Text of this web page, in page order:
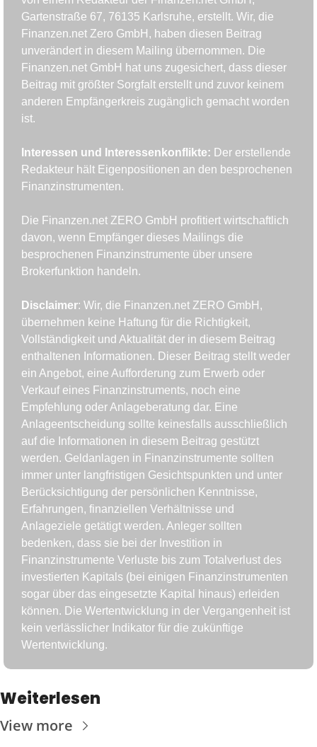
Gartenstraße 67, 76135 Karlsruhe, erstellt. Wir, die
Finanzen.net Zero GmbH, haben diesen Beitrag
unverändert in diesem Mailing übernommen. Die
Finanzen.net GmbH hat uns zugesichert, dass dieser
Beitrag mit größter Sorgfalt erstellt und zuvor keinem
anderen Empfängerkreis zugänglich gemacht worden
ist.
Interessen und Interessenkonflikte: Der erstellende
Redakteur hält Eigenpositionen an den besprochenen
Finanzinstrumenten.
Die Finanzen.net ZERO GmbH profitiert wirtschaftlich
davon, wenn Empfänger dieses Mailings die
besprochenen Finanzinstrumente über unsere
Brokerfunktion handeln.
Disclaimer: Wir, die Finanzen.net ZERO GmbH,
übernehmen keine Haftung für die Richtigkeit,
Vollständigkeit und Aktualität der in diesem Beitrag
enthaltenen Informationen. Dieser Beitrag stellt weder
ein Angebot, eine Aufforderung zum Erwerb oder
Verkauf eines Finanzinstruments, noch eine
Empfehlung oder Anlageberatung dar. Eine
Anlageentscheidung sollte keinesfalls ausschließlich
auf die Informationen in diesem Beitrag gestützt
werden. Geldanlagen in Finanzinstrumente sollten
immer unter langfristigen Gesichtspunkten und unter
Berücksichtigung der persönlichen Kenntnisse,
Erfahrungen, finanziellen Verhältnisse und
Anlageziele getätigt werden. Anleger sollten
bedenken, dass sie bei der Investition in
Finanzinstrumente Verluste bis zum Totalverlust des
investierten Kapitals (bei einigen Finanzinstrumenten
sogar über das eingesetzte Kapital hinaus) erleiden
können. Die Wertentwicklung in der Vergangenheit ist
kein verlässlicher Indikator für die zukünftige
Wertentwicklung.
Weiterlesen
View more